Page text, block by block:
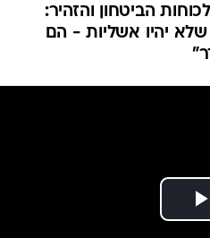
הביטחון והזהיר:
יהיו אשליות - הם